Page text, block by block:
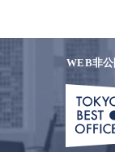
WEB非公